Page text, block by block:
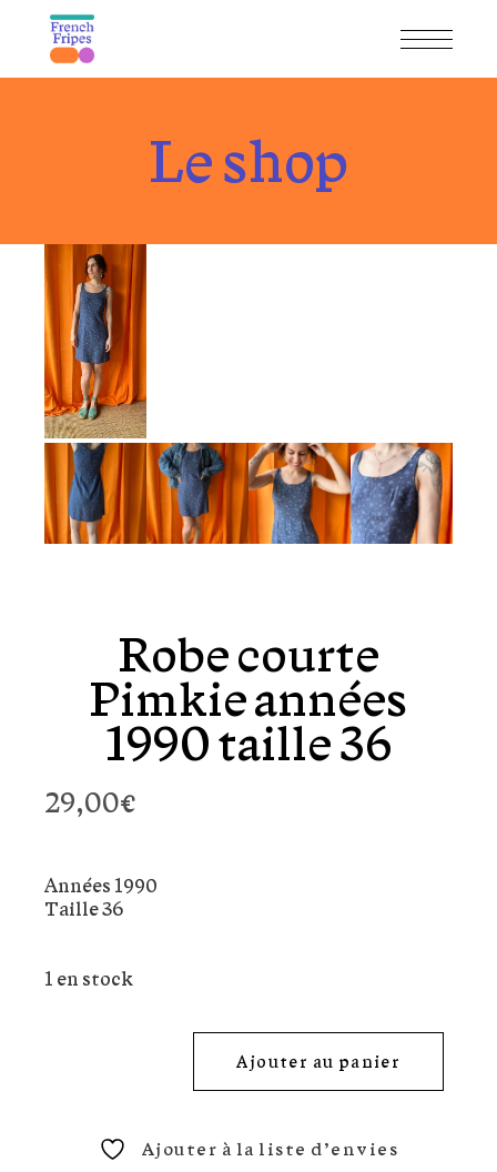
content
Le shop
Robe courte
Pimkie années
1990 taille 36
29,00€
Années 1990
Taille 36
1 en stock
Ajouter au panier
Ajouter à la liste d’envies